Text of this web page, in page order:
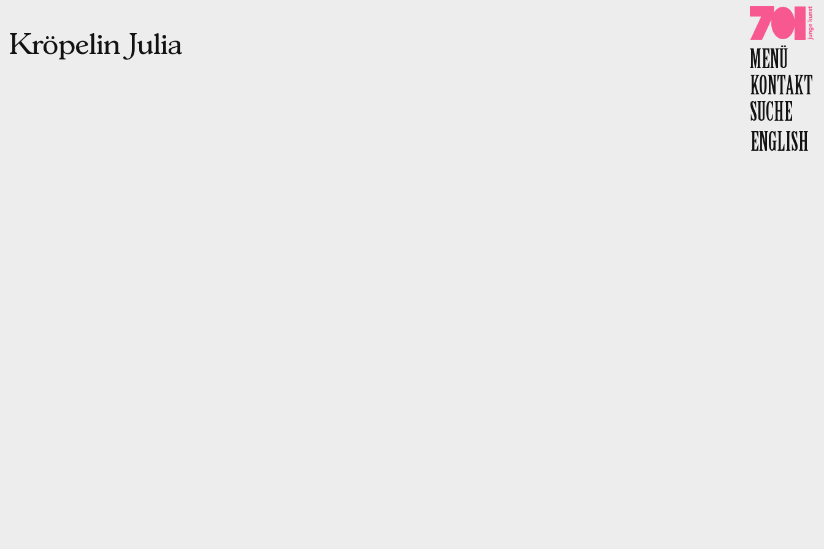
content
701 e.V.
MENÜ
KONTAKT
SUCHE
ENGLISH
Kröpelin Julia